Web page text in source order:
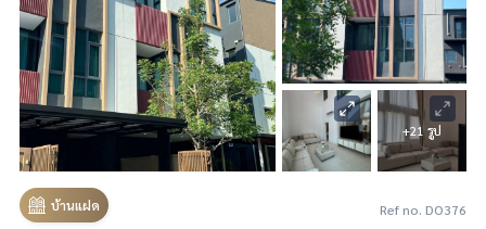
+21 รูป
บ้านแฝด Ref no. DO376